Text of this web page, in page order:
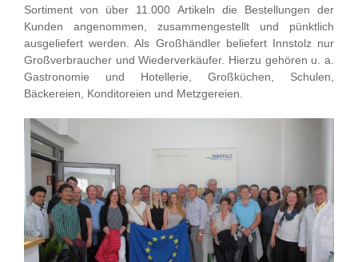
Sortiment von über 11.000 Artikeln die Bestellungen der
Kunden angenommen, zusammengestellt und pünktlich
ausgeliefert werden. Als Großhändler beliefert Innstolz nur
Großverbraucher und Wiederverkäufer. Hierzu gehören u. a.
Gastronomie und Hotellerie, Großküchen, Schulen,
Bäckereien, Konditoreien und Metzgereien.